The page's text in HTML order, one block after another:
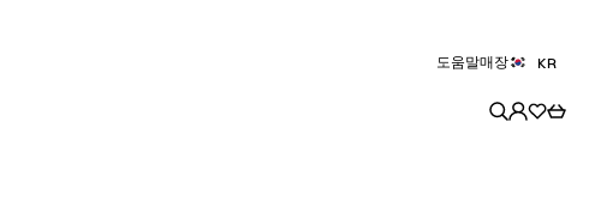
도움말매장 KR